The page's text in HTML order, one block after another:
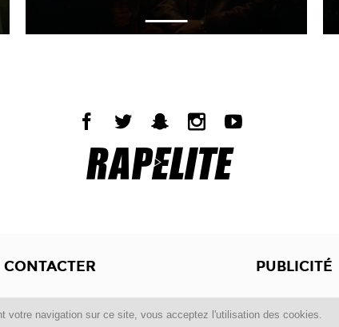
votre navigation sur ce site, vous acceptez l'utilisation des cookies.
PUBLICITÉ